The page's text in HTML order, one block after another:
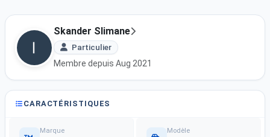
Skander Slimane
Particulier
Membre depuis Aug 2021
CARACTÉRISTIQUES
Marque Modèle